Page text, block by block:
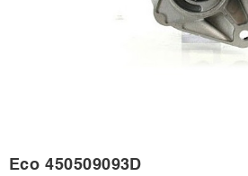
Eco 450509093D